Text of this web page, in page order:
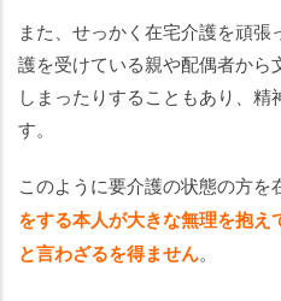
また、せっかく在宅介護を頑
護を受けている親や配偶者から
しまったりすることもあり、
す。
このように要介護の状態の方を
をする本人が大きな無理を抱
と言わざるを得ません。